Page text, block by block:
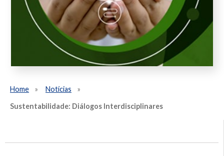
Home
Notícias
Sustentabilidade: Diálogos Interdisciplinares